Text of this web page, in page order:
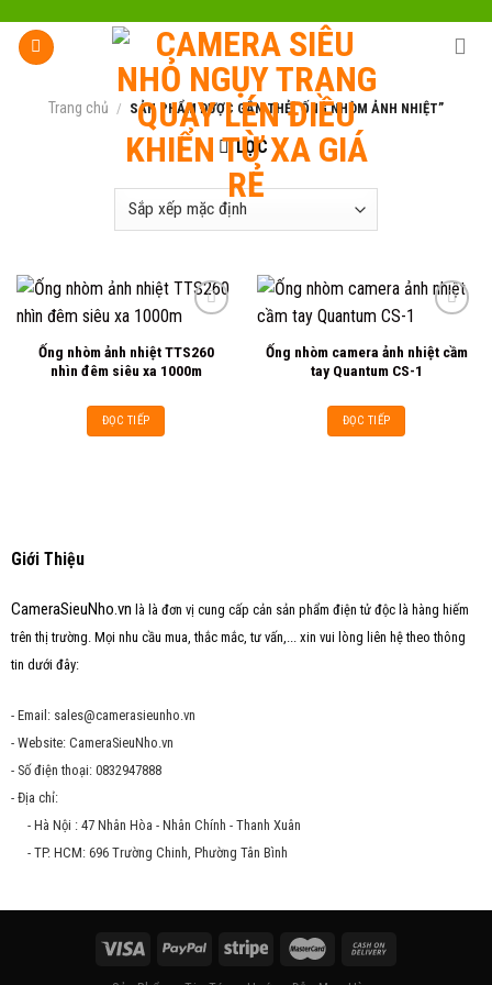
content
Trang chủ / SẢN PHẨM ĐƯỢC GẮN THẺ “ỐNG NHÒM ẢNH NHIỆT”
LỌC
Add to
Ống nhòm ảnh nhiệt TTS260
nhìn đêm siêu xa 1000m
ĐỌC TIẾP
Ống nhòm camera ảnh nhiệt cầm
tay Quantum CS-1
ĐỌC TIẾP
Giới Thiệu
CameraSieuNho.vn là là đơn vị cung cấp cản sản phẩm điện tử độc là hàng hiếm
trên thị trường. Mọi nhu cầu mua, thắc mắc, tư vấn,... xin vui lòng liên hệ theo thông
tin dưới đây:
- Email: sales@camerasieunho.vn
- Website: CameraSieuNho.vn
- Số điện thoại: 0832947888
- Địa chỉ:
- Hà Nội : 47 Nhân Hòa - Nhân Chính - Thanh Xuân
- TP. HCM: 696 Trường Chinh, Phường Tân Bình